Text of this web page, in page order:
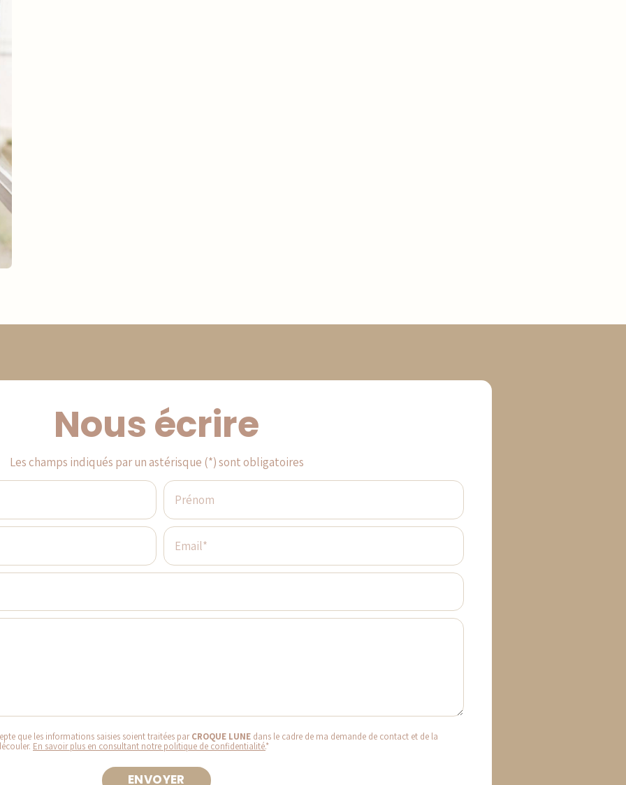
Nous écrire
Les champs indiqués par un astérisque (*) sont obligatoires
Prénom
Email*
que les informations saisies soient traitées parCROQUE LUNE dans le cadre de ma demande de contact et de la
En savoir plus en consultant notre politique de confidentialité.*